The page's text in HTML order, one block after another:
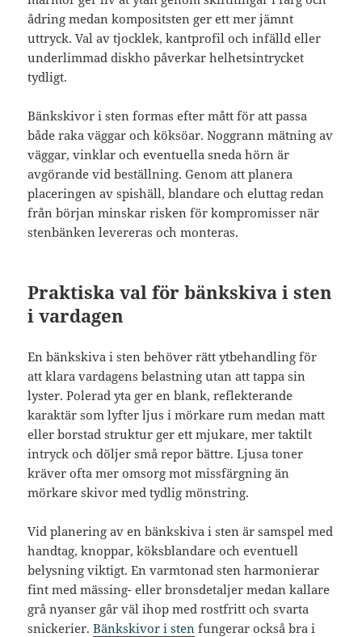
ådring medan kompositsten ger ett mer jämnt
uttryck. Val av tjocklek, kantprofil och infälld eller
underlimmad diskho påverkar helhetsintrycket
tydligt.
Bänkskivor i sten formas efter mått för att passa
både raka väggar och köksöar. Noggrann mätning av
väggar, vinklar och eventuella sneda hörn är
avgörande vid beställning. Genom att planera
placeringen av spishäll, blandare och eluttag redan
från början minskar risken för kompromisser när
stenbänken levereras och monteras.
Praktiska val för bänkskiva i sten
i vardagen
En bänkskiva i sten behöver rätt ytbehandling för
att klara vardagens belastning utan att tappa sin
lyster. Polerad yta ger en blank, reflekterande
karaktär som lyfter ljus i mörkare rum medan matt
eller borstad struktur ger ett mjukare, mer taktilt
intryck och döljer små repor bättre. Ljusa toner
kräver ofta mer omsorg mot missfärgning än
mörkare skivor med tydlig mönstring.
Vid planering av en bänkskiva i sten är samspel med
handtag, knoppar, köksblandare och eventuell
belysning viktigt. En varmtonad sten harmonierar
fint med mässing- eller bronsdetaljer medan kallare
grå nyanser går väl ihop med rostfritt och svarta
snickerier.Bänkskivor i sten fungerar också bra i